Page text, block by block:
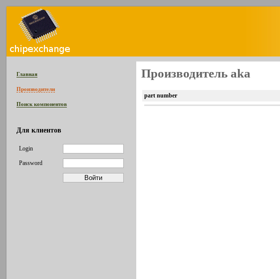
Главная
Производители
Поиск компонентов
Для клиентов
Login
Password
Производитель aka
part number